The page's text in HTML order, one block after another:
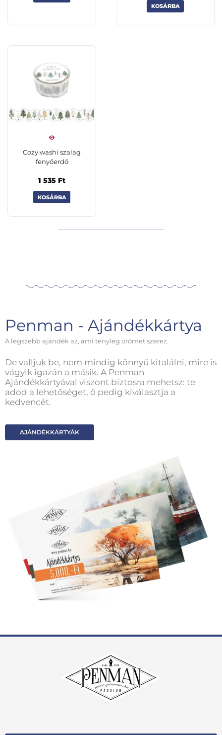
KOSÁRBA
Cozy washi szalag
fenyőerdő
1 535 Ft
KOSÁRBA
Penman - Ajándékkártya
A legszebb ajándék az, ami tényleg örömet szerez.
De valljuk be, nem mindig könnyű kitalálni, mire is
vágyik igazán a másik. A Penman
Ajándékkártyával viszont biztosra mehetsz: te
adod a lehetőséget, ő pedig kiválasztja a
kedvencét.
AJÁNDÉKKÁRTYÁK